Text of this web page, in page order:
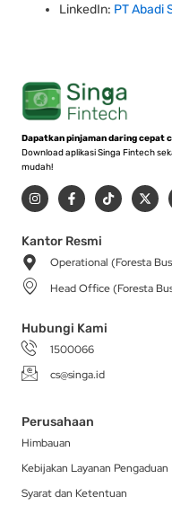
LinkedIn: PT Abadi
Dapatkan pinjaman daring cepat
Download aplikasi Singa Fintech
mudah!
I
n
s
a
g
r
a
m
F
a
c
b
o
-
T
i
k
X
-
t
t
r
Kantor Resmi
Operational (Foresta
Head Office (Foresta
Hubungi Kami
1500066
cs@singa.id
Perusahaan
Himbauan
Kebijakan Layanan Pengaduan
Syarat dan Ketentuan